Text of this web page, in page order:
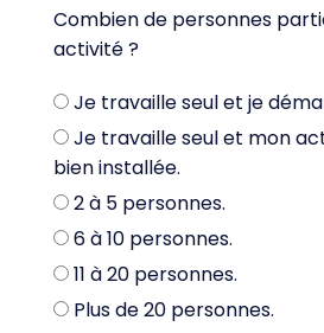
Combien de personnes
activité ?
Je travaille seul et je
Je travaille seul et mon
bien installée.
2 à 5 personnes.
6 à 10 personnes.
11 à 20 personnes.
Plus de 20 personnes.